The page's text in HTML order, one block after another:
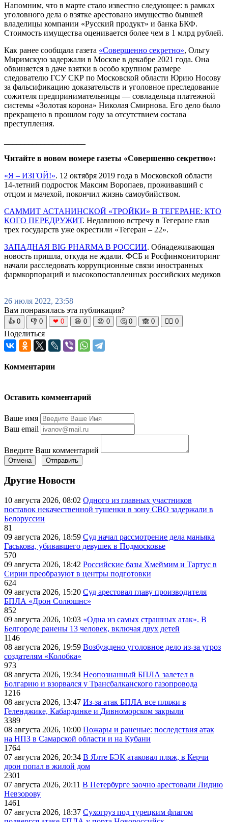
Напомним, что в марте стало известно следующее: в рамках
уголовного дела о взятке арестовано имущество бывшей
владелицы компании «Русский продукт» и банка БКФ.
Стоимость имущества оценивается более чем в 1 млрд рублей.
Как ранее сообщала газета «Совершенно секретно», Ольгу
Миримскую задержали в Москве в декабре 2021 года. Она
обвиняется в даче взятки в особо крупном размере
следователю ГСУ СКР по Московской области Юрию Носову
за фальсификацию доказательств и уголовное преследование
сожителя предпринимательницы — совладельца платежной
системы «Золотая корона» Николая Смирнова. Его дело было
прекращено в прошлом году за отсутствием состава
преступления.
Читайте в новом номере газеты «Совершенно секретно»:
«Я – ИЗГОЙ!». 12 октября 2019 года в Московской области
14-летний подросток Максим Воропаев, проживавший с
отцом и мачехой, покончил жизнь самоубийством.
САММИТ АСТАНИНСКОЙ «ТРОЙКИ» В ТЕГЕРАНЕ: КТО
КОГО ПЕРЕДРУЖИТ. Недавнюю встречу в Тегеране глав
трех государств уже окрестили «Тегеран – 22».
ЗАПАДНАЯ BIG PHARMA В РОССИИ. Обнадеживающая
новость пришла, откуда не ждали. ФСБ и Росфинмониторинг
начали расследовать коррупционные связи иностранных
фармкорпораций и высокопоставленных российских медиков
26 июля 2022, 23:58
Вам понравилась эта публикация?
👍 0 👎 0 ❤ 0 😆 0 😡 0 🤔 0 🙈 0 🧘‍♀️ 0
Поделиться
Комментарии
Оставить комментарий
Ваше имя
Ваш email
Введите Ваш комментарий
Отмена Отправить
Другие Новости
10 августа 2026, 08:02 Одного из главных участников
поставок некачественной тушенки в зону СВО задержали в
Белоруссии
81
09 августа 2026, 18:59 Суд начал рассмотрение дела маньяка
Гаськова, убивавшего девушек в Подмосковье
570
09 августа 2026, 18:42 Российские базы Хмеймим и Тартус в
Сирии преобразуют в центры подготовки
624
09 августа 2026, 15:20 Суд арестовал главу производителя
БПЛА «Дрон Солюшнс»
852
09 августа 2026, 10:03 «Одна из самых страшных атак». В
Белгороде ранены 13 человек, включая двух детей
1146
08 августа 2026, 19:59 Возбуждено уголовное дело из-за угроз
создателям «Колобка»
973
08 августа 2026, 19:34 Неопознанный БПЛА залетел в
Болгарию и взорвался у Трансбалканского газопровода
1216
08 августа 2026, 13:47 Из-за атак БПЛА все пляжи в
Геленджике, Кабардинке и Дивноморском закрыли
3389
08 августа 2026, 10:00 Пожары и раненые: последствия атак
на НПЗ в Самарской области и на Кубани
1764
07 августа 2026, 20:34 В Ялте БЭК атаковал пляж, в Керчи
дрон попал в жилой дом
2301
07 августа 2026, 20:11 В Петербурге заочно арестовали Лидию
Невзорову
1461
07 августа 2026, 18:37 Сухогруз под турецким флагом